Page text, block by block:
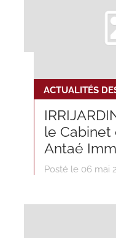
le Cabinet
Antaé
Posté le 06 mai